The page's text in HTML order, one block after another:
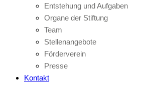
Entstehung und Aufgaben
Organe der Stiftung
Team
Stellenangebote
Förderverein
Presse
Kontakt